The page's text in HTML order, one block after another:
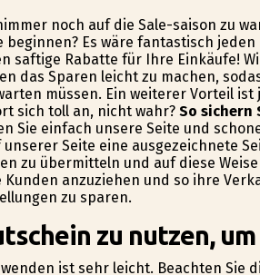
noch auf die Sale-saison zu
beginnen? Es wäre fantastisch
saftige Rabatte für Ihre Einkäufe!
das Sparen leicht zu machen,
müssen. Ein weiterer Vorteil
sich toll an, nicht wahr? So sichern
Sie einfach unsere Seite und
Seite eine ausgezeichnete
zu übermitteln und auf diese
Kunden anzuziehen und so ihre
zu sparen.
zu nutzen,
ist sehr leicht. Beachten Sie